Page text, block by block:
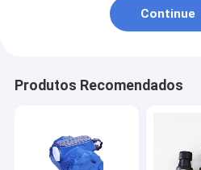
Continue
Produtos Recomendados